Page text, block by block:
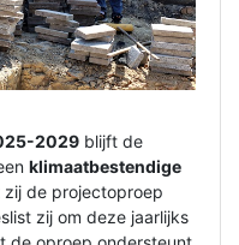
2029 blijft de
klimaatbestendige
zij de projectoproep
zij om deze jaarlijks